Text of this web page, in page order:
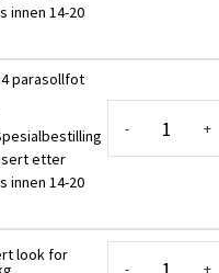
innen 14-20
parasollfot
etter
innen 14-20
- +
look for
- +